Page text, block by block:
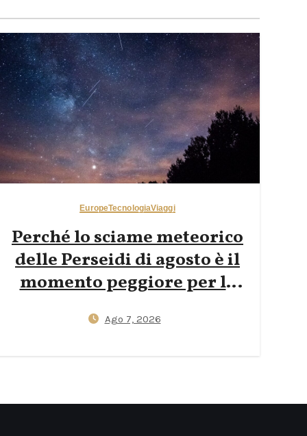
EuropeTecnologiaViaggi
Perché lo sciame meteorico
delle Perseidi di agosto è il
momento peggiore per la
Dolomiti — E perché le lune
Ago 7, 2026